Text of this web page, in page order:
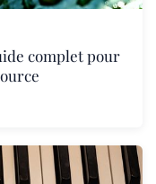
complet pour